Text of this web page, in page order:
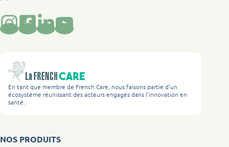
En tant que membre de French Care, nous faisons partie d’un
écosystème réunissant des acteurs engagés dans l’innovation en
santé.
NOS PRODUITS